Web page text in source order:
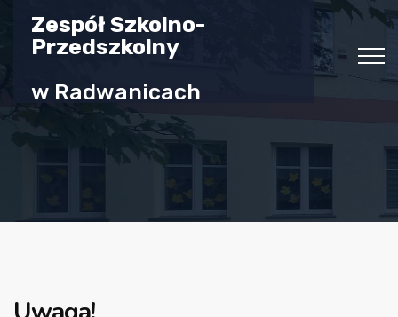
Zespół Szkolno-
Przedszkolny
w Radwanicach